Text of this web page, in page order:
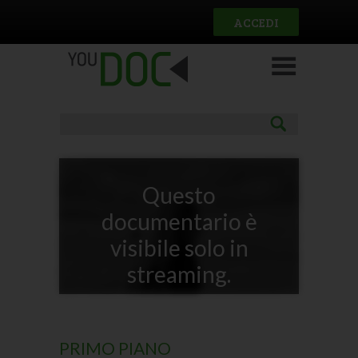
ACCEDI
Questo
documentario è
visibile solo in
streaming.
PRIMO PIANO